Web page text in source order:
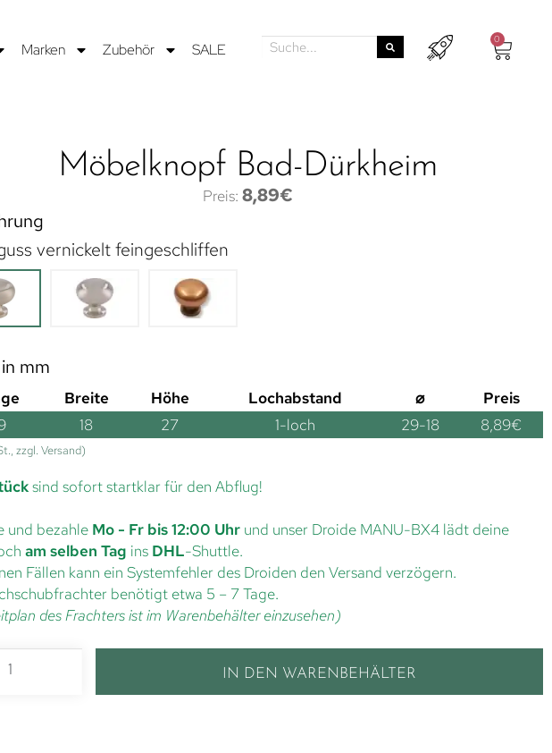
Marken Zubehör SALE
0
Möbelknopf Bad-Dürkheim
8,89€
vernickelt feingeschliffen
mm
Breite Höhe Lochabstand ⌀
Preis
18 27 1-loch 29-18 8,89€
zzgl. Versand)
sind sofort startklar für den Abflug!
und bezahle Mo - Fr bis 12:00 Uhr und unser Droide MANU-BX4 lädt deine
am selben Tag ins DHL-Shuttle.
Fällen kann ein Systemfehler des Droiden den Versand verzögern.
benötigt etwa 5 – 7 Tage.
des Frachters ist im Warenbehälter einzusehen)
IN DEN WARENBEHÄLTER